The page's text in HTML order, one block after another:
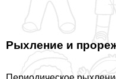
Рыхление и